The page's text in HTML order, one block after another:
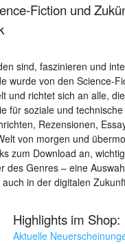
Fiction und
sind, faszinieren und
wurde von den Science-
und richtet sich an alle,
für soziale und
Rezensionen,
von morgen und
zum Download an,
des Genres – eine
in der digitalen
Highlights im Shop:
Aktuelle